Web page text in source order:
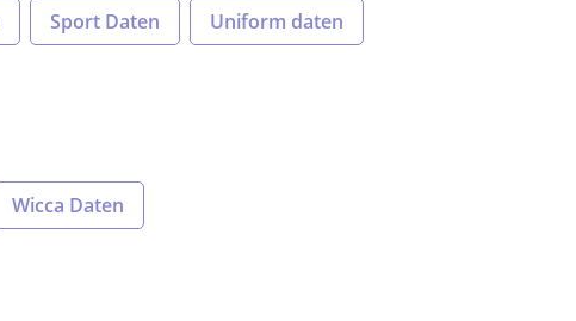
Sport Daten Uniform daten
Wicca Daten